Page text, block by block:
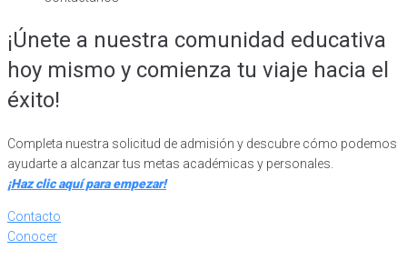
¡Únete a nuestra comunidad educativa
hoy mismo y comienza tu viaje hacia el
éxito!
Completa nuestra solicitud de admisión y descubre cómo podemos
ayudarte a alcanzar tus metas académicas y personales.
¡Haz clic aquí para empezar!
Contacto
Conocer